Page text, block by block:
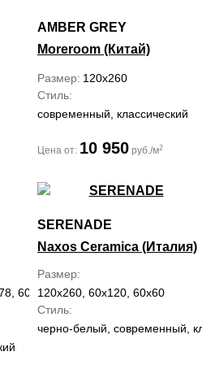
AMBER GREY
Moreroom (Китай)
Размер 120x260
Стиль
современный, классический
Цена от: 10 950 руб./м2
60x120
SERENADE
Naxos Ceramica (Италия)
Размер
120x260, 60x120, 60x60
Стиль
черно-белый, современный,